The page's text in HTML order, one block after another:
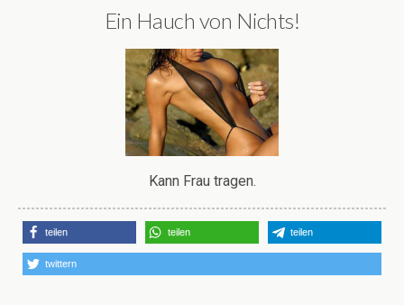
Ein Hauch von Nichts!
Kann Frau tragen.
teilen teilen teilen
twittern